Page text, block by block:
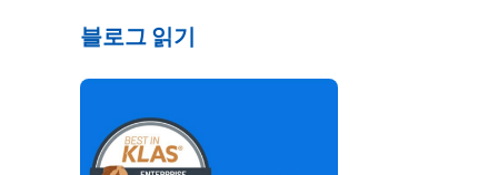
블로그 읽기